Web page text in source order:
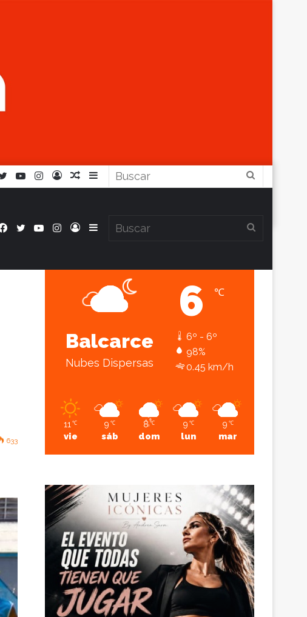
Barra
Artículo
Iniciar
Instagram
YouTube
Twitter
Barra
Lateral
Iniciar
Sesión
Instagram
YouTube
Twitter
Facebook
633
Balcarce
Nubes Dispersas
6 ℃
6º - 6º
98%
0.45 km/h
11 ℃
vie
9 ℃
sáb
8 ℃
dom
9 ℃
lun
9 ℃
mar